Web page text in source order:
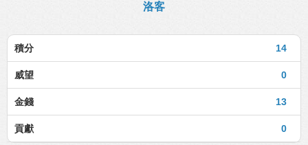
洛客
14
積分
0
威望
13
金錢
0
貢獻